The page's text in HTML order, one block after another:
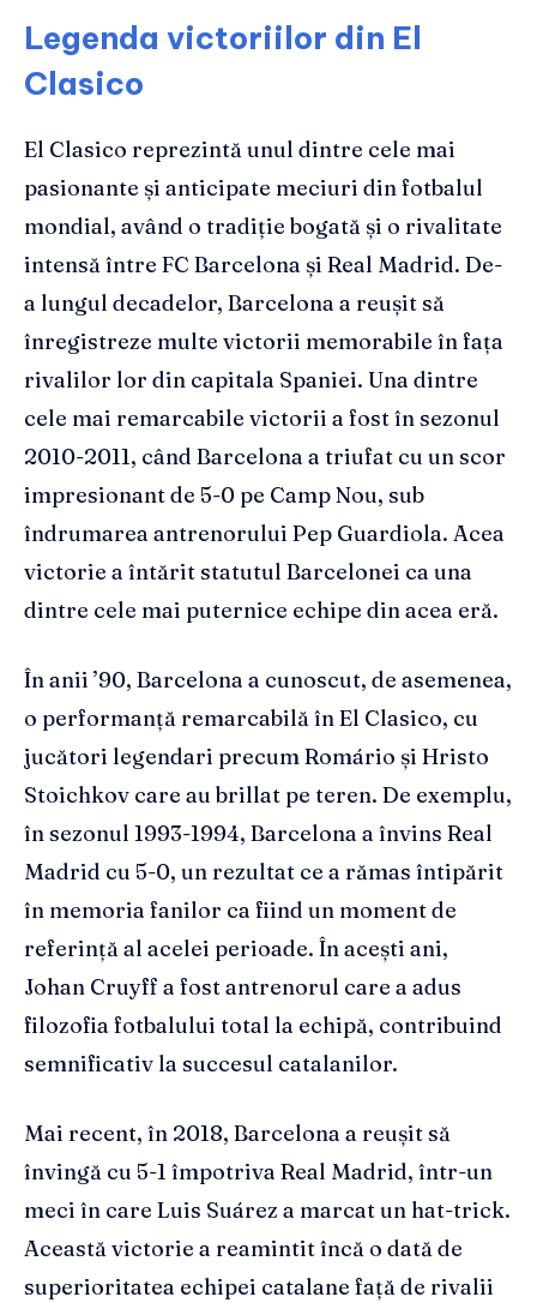
Legenda victoriilor din El
Clasico
El Clasico reprezintă unul dintre cele mai
pasionante și anticipate meciuri din fotbalul
mondial, având o tradiție bogată și o rivalitate
intensă între FC Barcelona și Real Madrid. De-
a lungul decadelor, Barcelona a reușit să
înregistreze multe victorii memorabile în fața
rivalilor lor din capitala Spaniei. Una dintre
cele mai remarcabile victorii a fost în sezonul
2010-2011, când Barcelona a triufat cu un scor
impresionant de 5-0 pe Camp Nou, sub
îndrumarea antrenorului Pep Guardiola. Acea
victorie a întărit statutul Barcelonei ca una
dintre cele mai puternice echipe din acea eră.
În anii ’90, Barcelona a cunoscut, de asemenea,
o performanță remarcabilă în El Clasico, cu
jucători legendari precum Romário și Hristo
Stoichkov care au brillat pe teren. De exemplu,
în sezonul 1993-1994, Barcelona a învins Real
Madrid cu 5-0, un rezultat ce a rămas întipărit
în memoria fanilor ca fiind un moment de
referință al acelei perioade. În acești ani,
Johan Cruyff a fost antrenorul care a adus
filozofia fotbalului total la echipă, contribuind
semnificativ la succesul catalanilor.
Mai recent, în 2018, Barcelona a reușit să
învingă cu 5-1 împotriva Real Madrid, într-un
meci în care Luis Suárez a marcat un hat-trick.
Această victorie a reamintit încă o dată de
superioritatea echipei catalane față de rivalii